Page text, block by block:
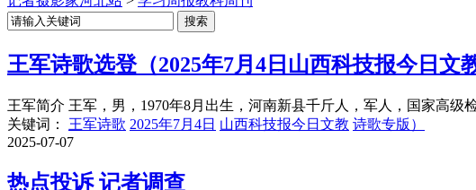
王军诗歌选登（2025年7月4日山西科技报今日文
王军简介 王军，男，1970年8月出生，河南新县千斤人，军人，国家高
关键词： 王军诗歌 2025年7月4日 山西科技报今日文教 诗歌专版）
2025-07-07
热点投诉 记者调查